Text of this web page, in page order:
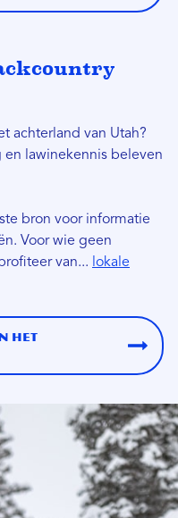
achterland van Utah?
lawinekennis beleven
bron voor informatie
Voor wie geen
van... lokale
het